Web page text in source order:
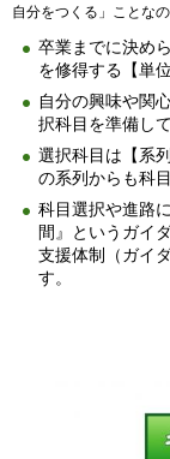
自分をつくる」ことな
卒業までに決め
を修得する【単
自分の興味や関
択科目を準備し
選択科目は【系
の系列からも科
科目選択や進路
間』というガイ
支援体制（ガイ
す。